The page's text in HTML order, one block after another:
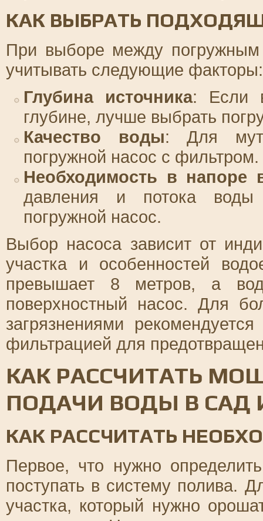
КАК ВЫБРАТЬ
При выборе между
учитывать следующие факторы:
Глубина источника: Если
глубине, лучше выбрать
Качество воды: Для
погружной насос с фильтром.
Необходимость в напоре
давления и потока воды
погружной насос.
Выбор насоса зависит от
участка и особенностей
превышает 8 метров, а
поверхностный насос. Для
загрязнениями
фильтрацией для
КАК РАССЧИТАТЬ
ПОДАЧИ ВОДЫ В САД
КАК РАССЧИТАТЬ
Первое, что нужно
поступать в систему полива.
участка, который нужно